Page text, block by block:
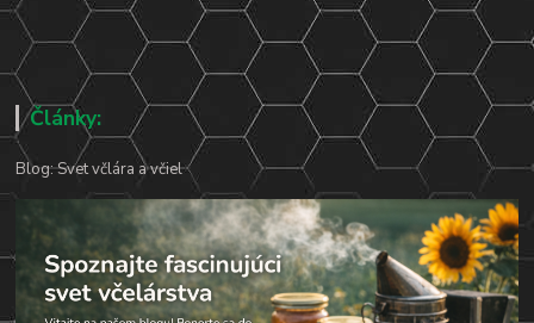
Články:
Blog: Svet včlára a včiel